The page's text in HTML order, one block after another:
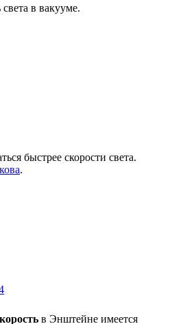
в вакууме.
быстрее скорости света.
.
в Энштейне имеется